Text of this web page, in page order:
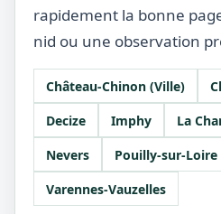
rapidement la bonne
nid ou une observation
Château-Chinon (Ville)
Decize
Imphy
La
Nevers
Pouilly-sur-Loire
Varennes-Vauzelles